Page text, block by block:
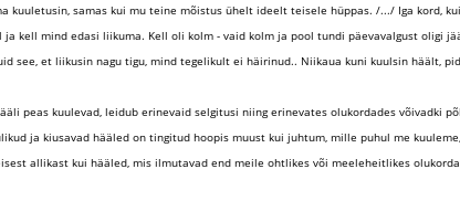
kuuletusin, samas kui mu teine mõistus ühelt ideelt teisele hüppas. /.../ Iga kord,
ja kell mind edasi liikuma. Kell oli kolm - vaid kolm ja pool tundi päevavalgust oligi
see, et liikusin nagu tigu, mind tegelikult ei häirinud.. Niikaua kuni kuulsin häält,
peas kuulevad, leidub erinevaid selgitusi niing erinevates olukordades võivadki
ja kiusavad hääled on tingitud hoopis muust kui juhtum, mille puhul me
allikast kui hääled, mis ilmutavad end meile ohtlikes või meeleheitlikes